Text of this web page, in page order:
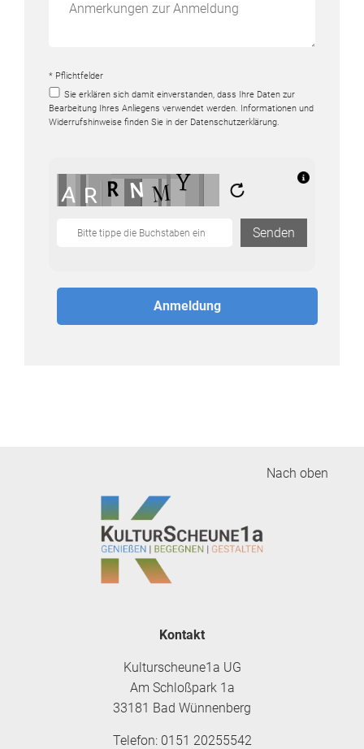
* Pflichtfelder
Sie erklären sich damit einverstanden, dass Ihre Daten zur
Bearbeitung Ihres Anliegens verwendet werden. Informationen und
Widerrufshinweise finden Sie in der Datenschutzerklärung.
Senden
Nach oben
Kontakt
Kulturscheune1a UG
Am Schloßpark 1a
33181 Bad Wünnenberg
Telefon: 0151 20255542